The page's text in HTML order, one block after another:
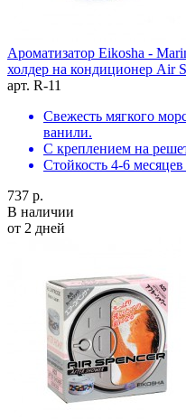
Ароматизатор Eikosha -
холдер на кондиционер Air
арт. R-11
Свежесть мягкого
ванили.
С креплением на
Стойкость 4-6 месяцев
737 р.
В наличии
от 2 дней